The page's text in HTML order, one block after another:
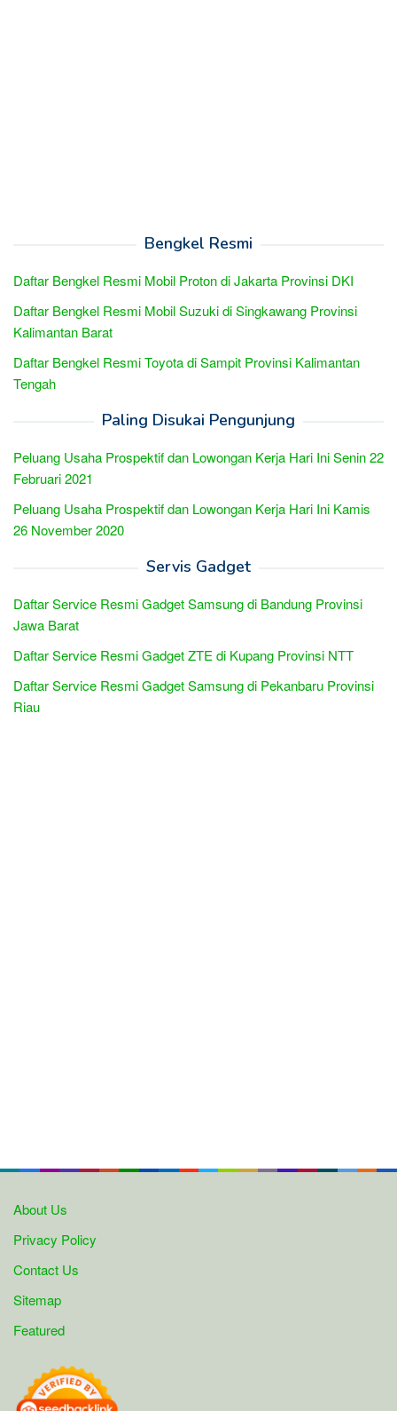
Bengkel Resmi
Daftar Bengkel Resmi Mobil Proton di Jakarta Provinsi DKI
Daftar Bengkel Resmi Mobil Suzuki di Singkawang Provinsi
Kalimantan Barat
Daftar Bengkel Resmi Toyota di Sampit Provinsi Kalimantan
Tengah
Paling Disukai Pengunjung
Peluang Usaha Prospektif dan Lowongan Kerja Hari Ini Senin 22
Februari 2021
Peluang Usaha Prospektif dan Lowongan Kerja Hari Ini Kamis
26 November 2020
Servis Gadget
Daftar Service Resmi Gadget Samsung di Bandung Provinsi
Jawa Barat
Daftar Service Resmi Gadget ZTE di Kupang Provinsi NTT
Daftar Service Resmi Gadget Samsung di Pekanbaru Provinsi
Riau
About Us
Privacy Policy
Contact Us
Sitemap
Featured